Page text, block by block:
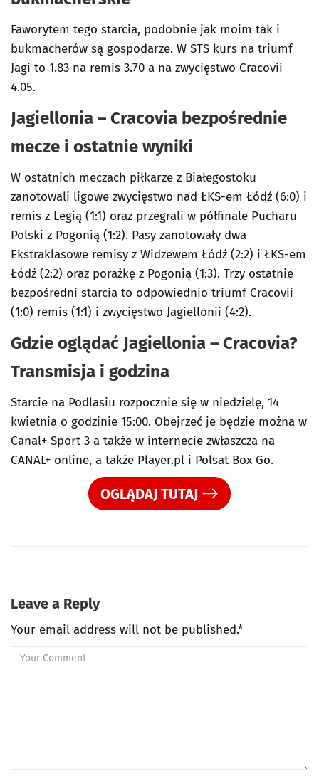
Faworytem tego starcia, podobnie jak moim tak i
bukmacherów są gospodarze. W STS kurs na triumf
Jagi to 1.83 na remis 3.70 a na zwycięstwo Cracovii
4.05.
Jagiellonia – Cracovia bezpośrednie
mecze i ostatnie wyniki
W ostatnich meczach piłkarze z Białegostoku
zanotowali ligowe zwycięstwo nad ŁKS-em Łódź (6:0) i
remis z Legią (1:1) oraz przegrali w półfinale Pucharu
Polski z Pogonią (1:2). Pasy zanotowały dwa
Ekstraklasowe remisy z Widzewem Łódź (2:2) i ŁKS-em
Łódź (2:2) oraz porażkę z Pogonią (1:3). Trzy ostatnie
bezpośredni starcia to odpowiednio triumf Cracovii
(1:0) remis (1:1) i zwycięstwo Jagiellonii (4:2).
Gdzie oglądać Jagiellonia – Cracovia?
Transmisja i godzina
Starcie na Podlasiu rozpocznie się w niedzielę, 14
kwietnia o godzinie 15:00. Obejrzeć je będzie można w
Canal+ Sport 3 a także w internecie zwłaszcza na
CANAL+ online, a także Player.pl i Polsat Box Go.
OGLĄDAJ TUTAJ
Leave a Reply
Your email address will not be published.*